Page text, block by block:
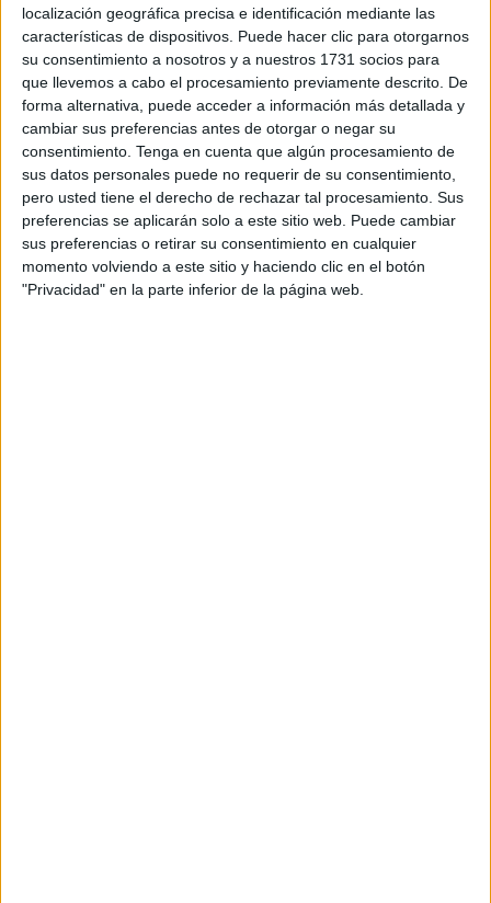
localización geográfica precisa e identificación mediante las
características de dispositivos. Puede hacer clic para otorgarnos
su consentimiento a nosotros y a nuestros 1731 socios para
que llevemos a cabo el procesamiento previamente descrito. De
forma alternativa, puede acceder a información más detallada y
cambiar sus preferencias antes de otorgar o negar su
consentimiento. Tenga en cuenta que algún procesamiento de
sus datos personales puede no requerir de su consentimiento,
pero usted tiene el derecho de rechazar tal procesamiento. Sus
preferencias se aplicarán solo a este sitio web. Puede cambiar
sus preferencias o retirar su consentimiento en cualquier
momento volviendo a este sitio y haciendo clic en el botón
"Privacidad" en la parte inferior de la página web.
Este lunes, 9 de diciembre, comienza la agenda navideña